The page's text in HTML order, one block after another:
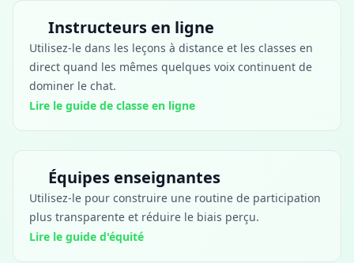
Instructeurs en ligne
Utilisez-le dans les leçons à distance et les classes en
direct quand les mêmes quelques voix continuent de
dominer le chat.
Lire le guide de classe en ligne
Équipes enseignantes
Utilisez-le pour construire une routine de participation
plus transparente et réduire le biais perçu.
Lire le guide d'équité